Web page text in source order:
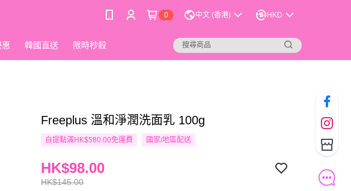
0 中文 (香港) HKD
韓國直送 限時秒殺
Freeplus 溫和淨潤洗面乳 100g
自提點滿HK$580.00免運費 國家/地區配送
HK$145.00
HK$98.00